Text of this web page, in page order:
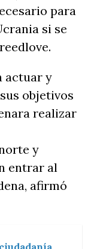
para
si se
actuar y
objetivos
realizar
y
entrar al
afirmó